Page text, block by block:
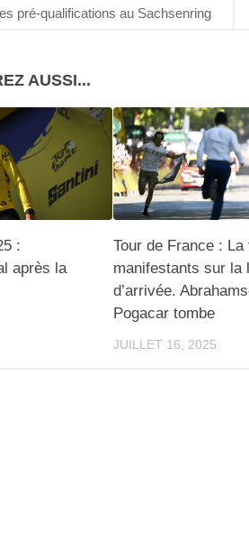
pré-qualifications au Sachsenring
AUSSI...
:
après la
Tour de France : La
manifestants sur la
d’arrivée.
Pogacar tombe
JUILLET 16, 2025